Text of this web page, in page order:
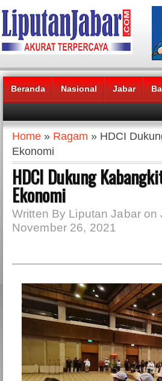
Beranda Nasional Jabar
Headlines News :
Home » Ragam » HDCI
Ekonomi
HDCI Dukung
Ekonomi
Written By Liputan Jabar
November 26, 2021